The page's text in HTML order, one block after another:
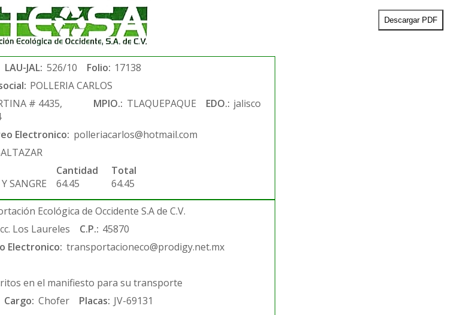
Descargar PDF
LAU-JAL: 526/10 Folio: 17138
POLLERIA CARLOS
# 4435,
MPIO.: TLAQUEPAQUE EDO.: jalisco
Electronico: polleriacarlos@hotmail.com
SANGRE
Cantidad
64.45
Total
64.45
Ecológica de Occidente S.A de C.V.
Los Laureles C.P.: 45870
Electronico: transportacioneco@prodigy.net.mx
en el manifiesto para su transporte
Cargo: Chofer Placas: JV-69131